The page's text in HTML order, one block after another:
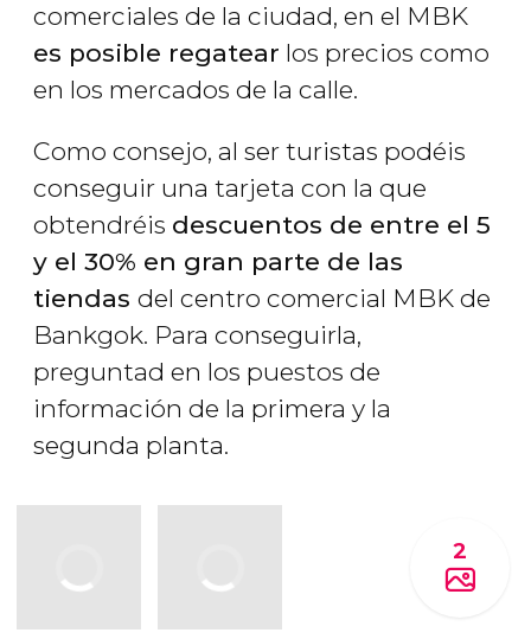
comerciales de la ciudad, en el MBK
es posible regatear los precios como
en los mercados de la calle.
Como consejo, al ser turistas podéis
conseguir una tarjeta con la que
obtendréis descuentos de entre el 5
y el 30% en gran parte de las
tiendas del centro comercial MBK de
Bankgok. Para conseguirla,
preguntad en los puestos de
información de la primera y la
segunda planta.
2